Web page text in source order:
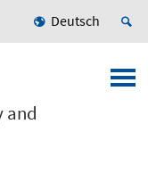
Deutsch
and